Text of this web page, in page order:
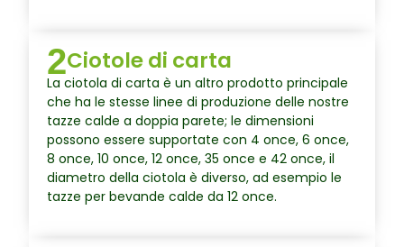
2Ciotole di carta
La ciotola di carta è un altro prodotto principale
che ha le stesse linee di produzione delle nostre
tazze calde a doppia parete; le dimensioni
possono essere supportate con 4 once, 6 once,
8 once, 10 once, 12 once, 35 once e 42 once, il
diametro della ciotola è diverso, ad esempio le
tazze per bevande calde da 12 once.